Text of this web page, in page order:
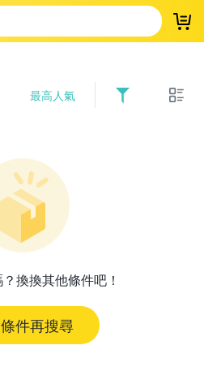
登
最高人氣
換換其他條件吧！
件再搜尋